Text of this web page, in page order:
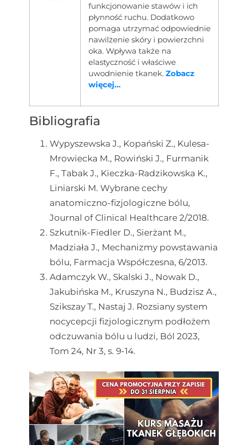
funkcjonowanie stawów i ich
płynność ruchu. Dodatkowo
pomaga utrzymać odpowiednie
nawilżenie skóry i powierzchni
oka. Wpływa także na
elastyczność i właściwe
uwodnienie tkanek. Zobacz
więcej...
Bibliografia
Wypyszewska J., Kopański Z., Kulesa-
Mrowiecka M., Rowiński J., Furmanik
F., Tabak J., Kieczka-Radzikowska K.,
Liniarski M. Wybrane cechy
anatomiczno-fizjologiczne bólu,
Journal of Clinical Healthcare 2/2018.
Szkutnik-Fiedler D., Sierżant M.,
Madziała J., Mechanizmy powstawania
bólu, Farmacja Współczesna, 6/2013.
Adamczyk W., Skalski J., Nowak D.,
Jakubińska M., Kruszyna N., Budzisz A.,
Szikszay T., Nastaj J. Rozsiany system
nocycepcji fizjologicznym podłożem
odczuwania bólu u ludzi, Ból 2023,
Tom 24, Nr 3, s. 9-14.